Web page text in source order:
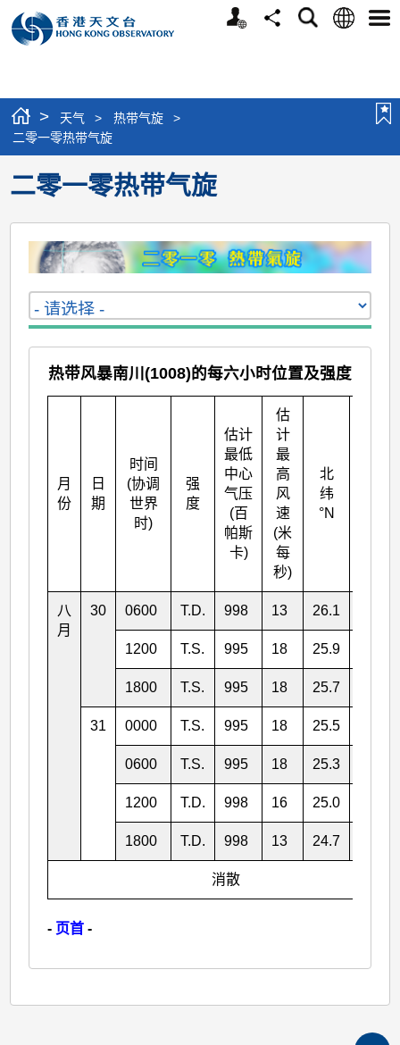
个
分
搜
语
选
> 天气 > 热带气旋
>
二零一零热带气旋
二零一零热带气旋
热带风暴南川(1008)的每六小时位置及强度
月
份
日
期
时间
(协调
世界
时)
强
度
估计
最低
中心
气压
(百
帕斯
卡)
估
计
最
高
风
速
(米
每
秒)
北
纬
°N
八
月
30 0600 T.D. 998 13 26.1
1200 T.S. 995 18 25.9
1800 T.S. 995 18 25.7
31 0000 T.S. 995 18 25.5
0600 T.S. 995 18 25.3
1200 T.D. 998 16 25.0
1800 T.D. 998 13 24.7
消散
- 页首 -